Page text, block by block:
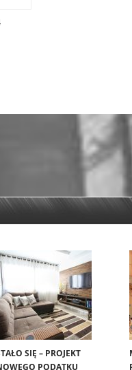
SIĘ – PROJEKT
PODATKU